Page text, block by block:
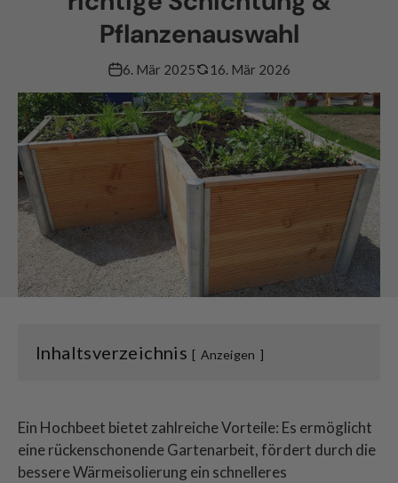
Pflanzenauswahl
6. Mär 2025 16. Mär 2026
Ein Hochbeet bietet zahlreiche Vorteile: Es ermöglicht
eine rückenschonende Gartenarbeit, fördert durch die
bessere Wärmeisolierung ein schnelleres
Inhaltsverzeichnis Anzeigen